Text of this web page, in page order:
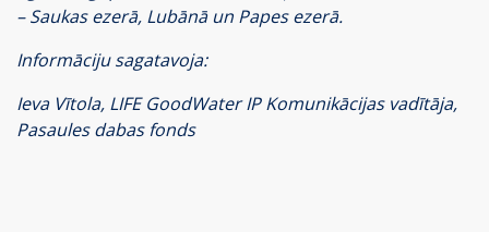
– Saukas ezerā, Lubānā un Papes ezerā.
Informāciju sagatavoja:
Ieva Vītola, LIFE GoodWater IP Komunikācijas vadītāja,
Pasaules dabas fonds